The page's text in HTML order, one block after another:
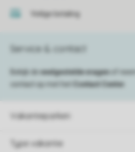
Veilige betaling
Vakantieparken
Type vakantie
Service & contact
Bekijk de veelgestelde vragen
of neem
contact op met het
Contact Center